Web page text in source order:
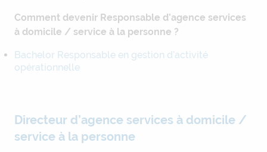
Comment devenir Responsable d’agence services
à domicile / service à la personne ?
Bachelor Responsable en gestion d’activité
opérationnelle
Directeur d’agence services à domicile /
service à la personne